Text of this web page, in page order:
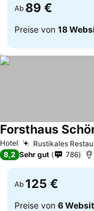
Ab 89 €
Preise von 18
Hotel Rustikales
Forsthaus
8,2 Sehr gut 786
Ab 125 €
Preise von 6